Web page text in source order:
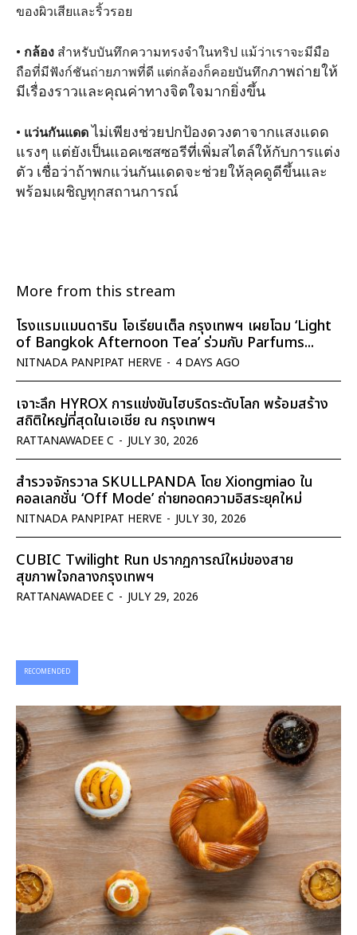
ของผิวเสียและริ้วรอย
• กล้อง สำหรับบันทึกความทรงจำในทริป แม้ว่าเราจะมีมือ
ถือที่มีฟังก์ชันถ่ายภาพที่ดี แต่กล้องก็คอยบันทึกภาพถ่ายให้
มีเรื่องราวและคุณค่าทางจิตใจมากยิ่งขึ้น
• แว่นกันแดดไม่เพียงช่วยปกป้องดวงตาจากแสงแดด
แรงๆ แต่ยังเป็นแอคเซสซอรีที่เพิ่มสไตล์ให้กับการแต่ง
ตัว เชื่อว่าถ้าพกแว่นกันแดดจะช่วยให้ลุคดูดีขึ้นและ
พร้อมเผชิญทุกสถานการณ์
More from this stream
โรงแรมแมนดาริน โอเรียนเต็ล กรุงเทพฯ เผยโฉม ‘Light
of Bangkok Afternoon Tea’ ร่วมกับ Parfums...
NITNADA PANPIPAT HERVE - 4 DAYS AGO
เจาะลึก HYROX การแข่งขันไฮบริดระดับโลก พร้อมสร้าง
สถิติใหญ่ที่สุดในเอเชีย ณ กรุงเทพฯ
RATTANAWADEE C - JULY 30, 2026
สำรวจจักรวาล SKULLPANDA โดย Xiongmiao ใน
คอลเลกชั่น ‘Off Mode’ ถ่ายทอดความอิสระยุคใหม่
NITNADA PANPIPAT HERVE - JULY 30, 2026
CUBIC Twilight Run ปรากฏการณ์ใหม่ของสาย
สุขภาพใจกลางกรุงเทพฯ
RATTANAWADEE C - JULY 29, 2026
RECOMENDED